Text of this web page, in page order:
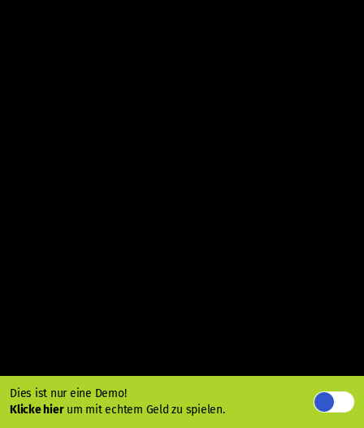
Dies ist nur eine Demo!
Klicke hierum mit echtem Geld zu spielen.